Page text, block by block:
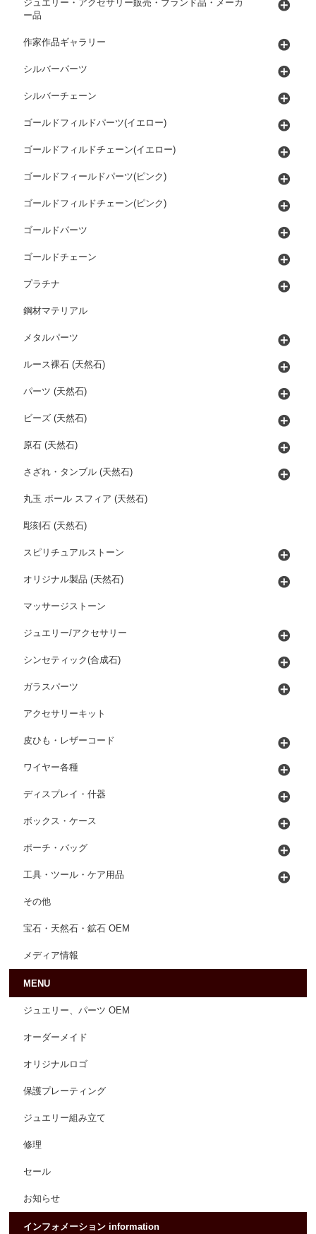
ジュエリー・アクセサリー販売・ブランド品・メーカ
ー品
作家作品ギャラリー
シルバーパーツ
シルバーチェーン
ゴールドフィルドパーツ(イエロー)
ゴールドフィルドチェーン(イエロー)
ゴールドフィールドパーツ(ピンク)
ゴールドフィルドチェーン(ピンク)
ゴールドパーツ
ゴールドチェーン
プラチナ
鋼材マテリアル
メタルパーツ
ルース裸石 (天然石)
パーツ (天然石)
ビーズ (天然石)
原石 (天然石)
さざれ・タンブル (天然石)
丸玉 ボール スフィア (天然石)
彫刻石 (天然石)
スピリチュアルストーン
オリジナル製品 (天然石)
マッサージストーン
ジュエリー/アクセサリー
シンセティック(合成石)
ガラスパーツ
アクセサリーキット
皮ひも・レザーコード
ワイヤー各種
ディスプレイ・什器
ボックス・ケース
ポーチ・バッグ
工具・ツール・ケア用品
その他
宝石・天然石・鉱石 OEM
メディア情報
MENU
ジュエリー、パーツ OEM
オーダーメイド
オリジナルロゴ
保護プレーティング
ジュエリー組み立て
修理
セール
お知らせ
インフォメーション information